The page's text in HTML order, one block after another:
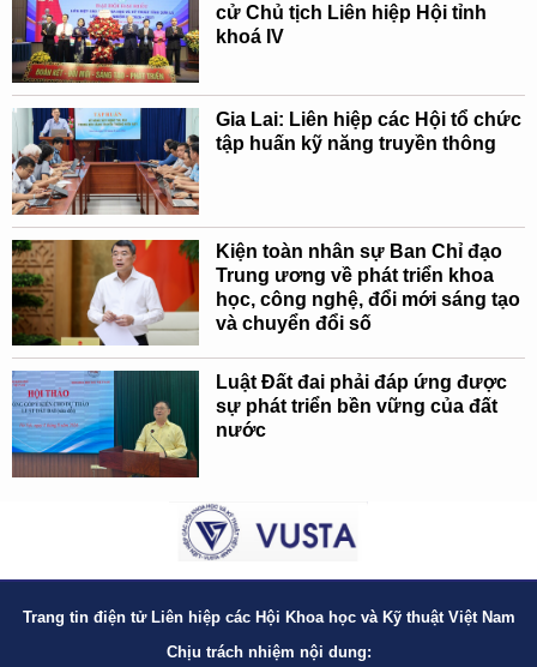
cử Chủ tịch Liên hiệp Hội tỉnh
khoá IV
Gia Lai: Liên hiệp các Hội tổ chức
tập huấn kỹ năng truyền thông
Kiện toàn nhân sự Ban Chỉ đạo
Trung ương về phát triển khoa
học, công nghệ, đổi mới sáng tạo
và chuyển đổi số
Luật Đất đai phải đáp ứng được
sự phát triển bền vững của đất
nước
Trang tin điện tử Liên hiệp các Hội Khoa học và Kỹ thuật Việt Nam
Chịu trách nhiệm nội dung: